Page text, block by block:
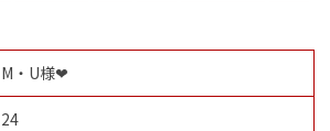
M・U様❤
24